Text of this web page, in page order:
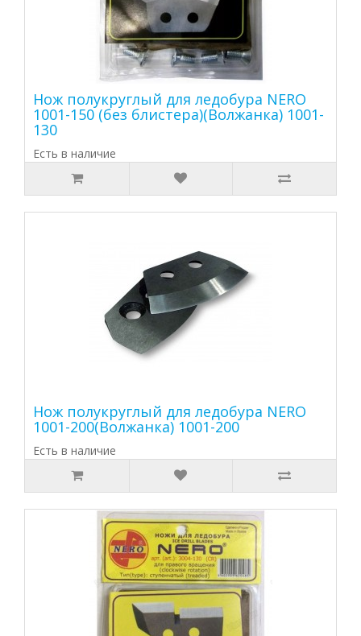
Нож полукруглый для ледобура NERO
1001-150 (без блистера)(Волжанка) 1001-
130
Есть в наличие
Нож полукруглый для ледобура NERO
1001-200(Волжанка) 1001-200
Есть в наличие